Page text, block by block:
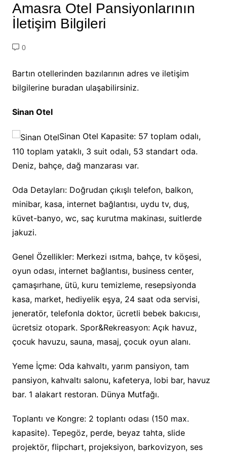
Amasra Otel Pansiyonlarının
İletişim Bilgileri
0
Bartın otellerinden bazılarının adres ve iletişim
bilgilerine buradan ulaşabilirsiniz.
Sinan Otel
Sinan Otel Kapasite: 57 toplam odalı,
110 toplam yataklı, 3 suit odalı, 53 standart oda.
Deniz, bahçe, dağ manzarası var.
Oda Detayları: Doğrudan çıkışlı telefon, balkon,
minibar, kasa, internet bağlantısı, uydu tv, duş,
küvet-banyo, wc, saç kurutma makinası, suitlerde
jakuzi.
Genel Özellikler: Merkezi ısıtma, bahçe, tv köşesi,
oyun odası, internet bağlantısı, business center,
çamaşırhane, ütü, kuru temizleme, resepsiyonda
kasa, market, hediyelik eşya, 24 saat oda servisi,
jeneratör, telefonla doktor, ücretli bebek bakıcısı,
ücretsiz otopark. Spor&Rekreasyon: Açık havuz,
çocuk havuzu, sauna, masaj, çocuk oyun alanı.
Yeme İçme: Oda kahvaltı, yarım pansiyon, tam
pansiyon, kahvaltı salonu, kafeterya, lobi bar, havuz
bar. 1 alakart restoran. Dünya Mutfağı.
Toplantı ve Kongre: 2 toplantı odası (150 max.
kapasite). Tepegöz, perde, beyaz tahta, slide
projektör, flipchart, projeksiyon, barkovizyon, ses